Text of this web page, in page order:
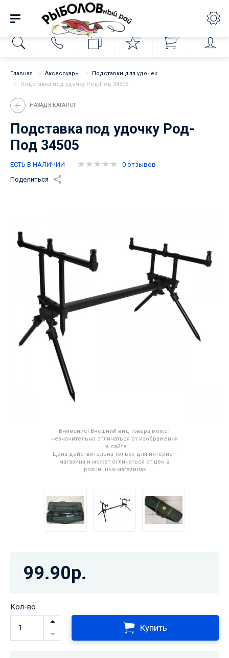
Главная Аксессуары
Подставки для удочек
Подставка под удочку Род-Под 34505
НАЗАД В КАТАЛОГ
Подставка под удочку Род-
Под 34505
ЕСТЬ В НАЛИЧИИ
0 отзывов
Поделиться
Внимание! Внешний вид товара может
незначительно отличаться от изображения
на сайте
Цена действительна только для интернет-
магазина и может отличаться от цен в
розничных магазинах
99.90р.
Кол-во
Купить